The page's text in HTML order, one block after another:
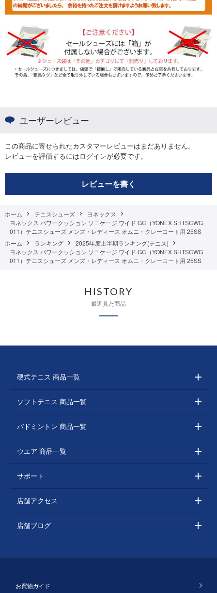
ユーザーレビュー
この商品に寄せられたカスタマーレビューはまだありません。
レビューを評価するにはログインが必要です。
レビューを書く
ホーム テニスシューズ
ヨネックス
ヨネックス パワークッション ソニケージ ワイド GC（YONEX SHTSCWG
011）テニスシューズ メンズ・レディース オムニ・クレーコート用 25SS
ホーム
ランキング
2025年度上半期ランキング(テニス)
ヨネックス パワークッション ソニケージ ワイド GC（YONEX SHTSCWG
011）テニスシューズ メンズ・レディース オムニ・クレーコート用 25SS
HISTORY
最近見た商品
硬式テニス 商品一覧
ソフトテニス 商品一覧
バドミントン 商品一覧
ウエア 商品一覧
サポート
店舗アクセス
店舗ブログ
お買物ガイド